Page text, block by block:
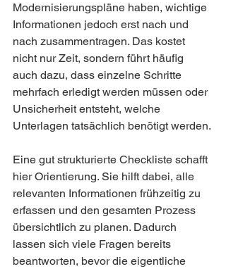
Modernisierungspläne haben, wichtige
Informationen jedoch erst nach und
nach zusammentragen. Das kostet
nicht nur Zeit, sondern führt häufig
auch dazu, dass einzelne Schritte
mehrfach erledigt werden müssen oder
Unsicherheit entsteht, welche
Unterlagen tatsächlich benötigt werden.
Eine gut strukturierte Checkliste schafft
hier Orientierung. Sie hilft dabei, alle
relevanten Informationen frühzeitig zu
erfassen und den gesamten Prozess
übersichtlich zu planen. Dadurch
lassen sich viele Fragen bereits
beantworten, bevor die eigentliche